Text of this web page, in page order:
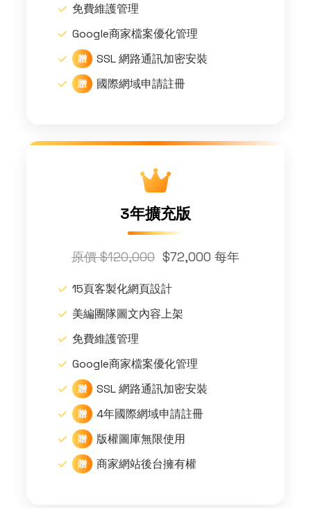
免費維護管理
Google商家檔案優化管理
贈 SSL 網路通訊加密安裝
贈 國際網域申請註冊
3年擴充版
原價 $120,000 $72,000 每年
15頁客製化網頁設計
美編團隊圖文內容上架
免費維護管理
Google商家檔案優化管理
贈 SSL 網路通訊加密安裝
贈 4年國際網域申請註冊
贈 版權圖庫無限使用
贈 商家網站後台擁有權